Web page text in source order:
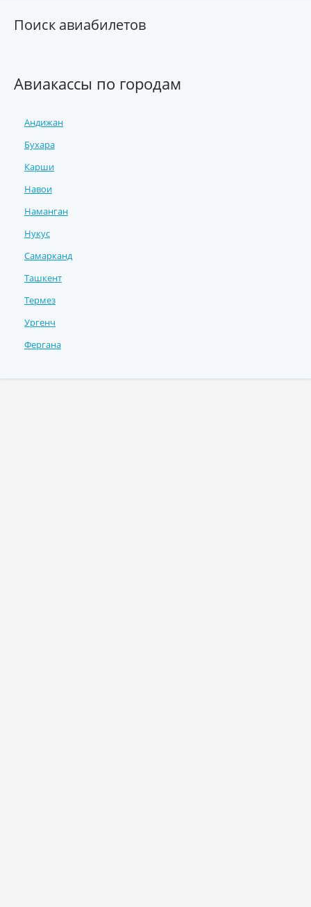
Поиск авиабилетов
Авиакассы по городам
Андижан
Бухара
Карши
Навои
Наманган
Нукус
Самарканд
Ташкент
Термез
Ургенч
Фергана